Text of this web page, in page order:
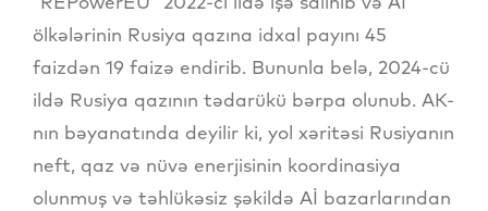
ölkələrinin Rusiya qazına idxal payını 45
faizdən 19 faizə endirib. Bununla belə, 2024-cü
ildə Rusiya qazının tədarükü bərpa olunub. AK-
nın bəyanatında deyilir ki, yol xəritəsi Rusiyanın
neft, qaz və nüvə enerjisinin koordinasiya
olunmuş və təhlükəsiz şəkildə Aİ bazarlarından